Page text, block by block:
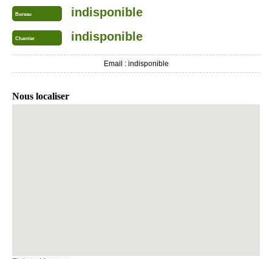
Bureau indisponible
Chantier indisponible
Email : indisponible
Nous localiser